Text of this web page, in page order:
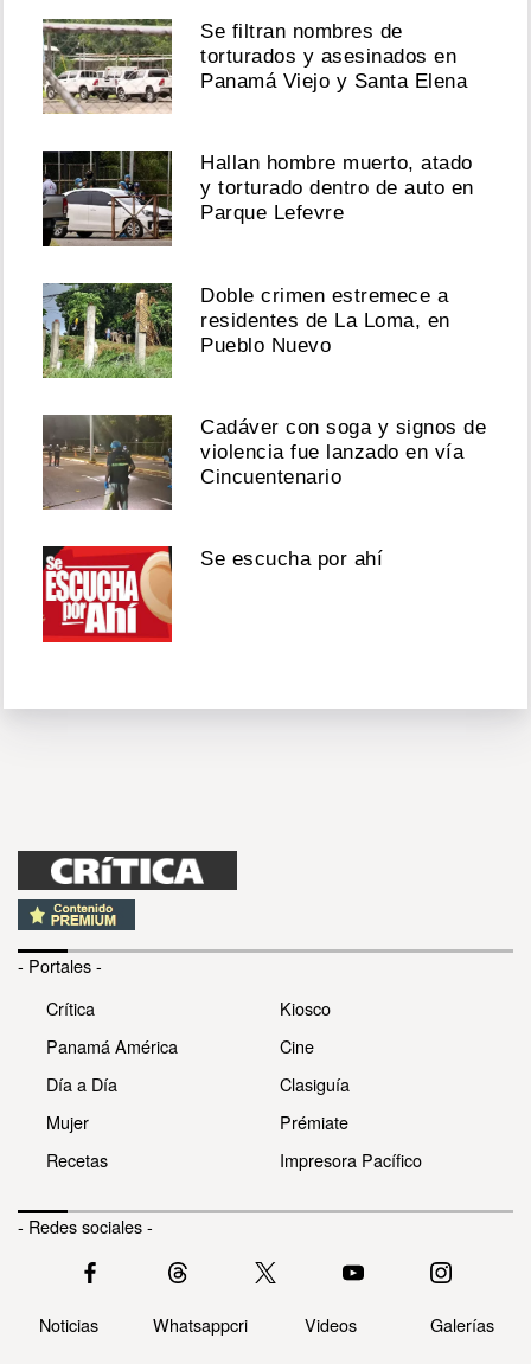
Se filtran nombres de
torturados y asesinados en
Panamá Viejo y Santa Elena
Hallan hombre muerto, atado
y torturado dentro de auto en
Parque Lefevre
Doble crimen estremece a
residentes de La Loma, en
Pueblo Nuevo
Cadáver con soga y signos de
violencia fue lanzado en vía
Cincuentenario
Se escucha por ahí
- Portales -
Crítica
Panamá América
Día a Día
Mujer
Recetas
Kiosco
Cine
Clasiguía
Prémiate
Impresora Pacífico
- Redes sociales -
Noticias Whatsappcri Videos Galerías